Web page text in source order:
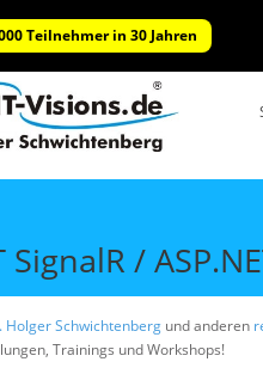
Teilnehmer in 30 Jahren
SignalR /
Holger Schwichtenberg und anderen
Trainings und Workshops!